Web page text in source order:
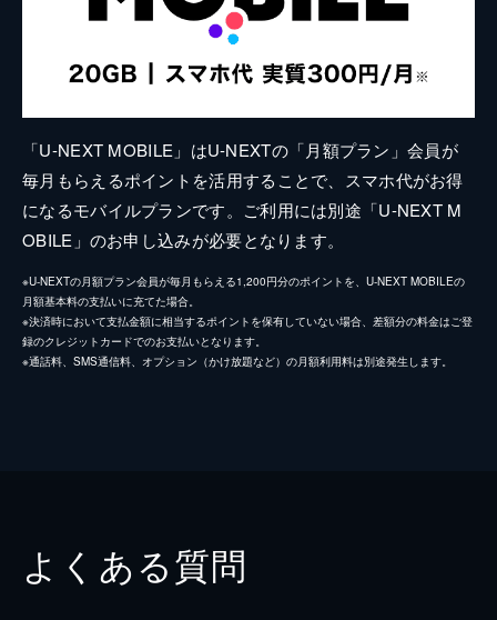
「U-NEXT MOBILE」はU-NEXTの「月額プラン」会員が
毎月もらえるポイントを活用することで、スマホ代がお得
になるモバイルプランです。ご利用には別途「U-NEXT M
OBILE」のお申し込みが必要となります。
※U-NEXTの月額プラン会員が毎月もらえる1,200円分のポイントを、U-NEXT MOBILEの
月額基本料の支払いに充てた場合。
※決済時において支払金額に相当するポイントを保有していない場合、差額分の料金はご登
録のクレジットカードでのお支払いとなります。
※通話料、SMS通信料、オプション（かけ放題など）の月額利用料は別途発生します。
よくある質問